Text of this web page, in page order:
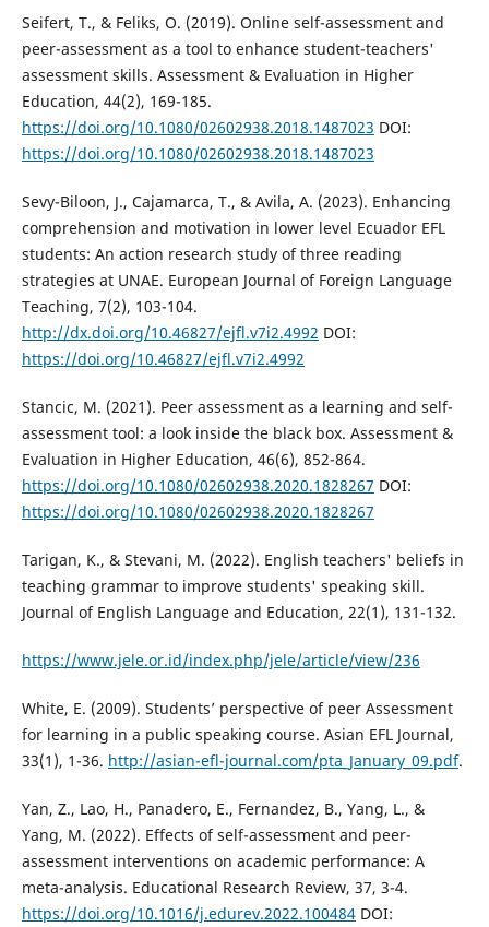
Seifert, T., & Feliks, O. (2019). Online self-assessment and
peer-assessment as a tool to enhance student-teachers'
assessment skills. Assessment & Evaluation in Higher
Education, 44(2), 169-185.
https://doi.org/10.1080/02602938.2018.1487023 DOI:
https://doi.org/10.1080/02602938.2018.1487023
Sevy-Biloon, J., Cajamarca, T., & Avila, A. (2023). Enhancing
comprehension and motivation in lower level Ecuador EFL
students: An action research study of three reading
strategies at UNAE. European Journal of Foreign Language
Teaching, 7(2), 103-104.
http://dx.doi.org/10.46827/ejfl.v7i2.4992 DOI:
https://doi.org/10.46827/ejfl.v7i2.4992
Stancic, M. (2021). Peer assessment as a learning and self-
assessment tool: a look inside the black box. Assessment &
Evaluation in Higher Education, 46(6), 852-864.
https://doi.org/10.1080/02602938.2020.1828267 DOI:
https://doi.org/10.1080/02602938.2020.1828267
Tarigan, K., & Stevani, M. (2022). English teachers' beliefs in
teaching grammar to improve students' speaking skill.
Journal of English Language and Education, 22(1), 131-132.
https://www.jele.or.id/index.php/jele/article/view/236
White, E. (2009). Students’ perspective of peer Assessment
for learning in a public speaking course. Asian EFL Journal,
33(1), 1-36. http://asian-efl-journal.com/pta_January_09.pdf.
Yan, Z., Lao, H., Panadero, E., Fernandez, B., Yang, L., &
Yang, M. (2022). Effects of self-assessment and peer-
assessment interventions on academic performance: A
meta-analysis. Educational Research Review, 37, 3-4.
https://doi.org/10.1016/j.edurev.2022.100484DOI: